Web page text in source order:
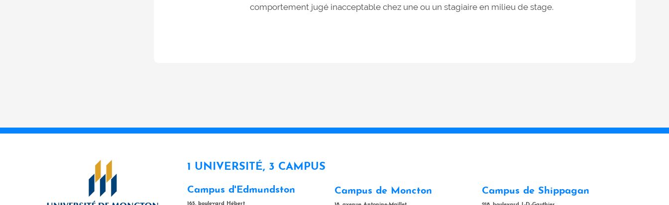
comportement jugé inacceptable chez une ou un stagiaire en milieu de stage.
1 UNIVERSITÉ, 3 CAMPUS
Campus d'Edmundston
165, boulevard Hébert
Campus de Moncton Campus de Shippagan